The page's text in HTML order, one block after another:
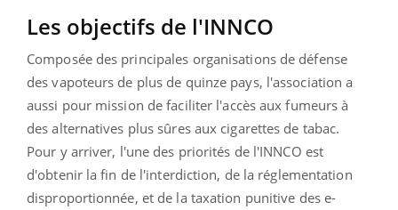
Les objectifs de l'INNCO
Composée des principales organisations de défense
des vapoteurs de plus de quinze pays, l'association a
aussi pour mission de faciliter l'accès aux fumeurs à
des alternatives plus sûres aux cigarettes de tabac.
Pour y arriver, l'une des priorités de l'INNCO est
d'obtenir la fin de l'interdiction, de la réglementation
disproportionnée, et de la taxation punitive des e-